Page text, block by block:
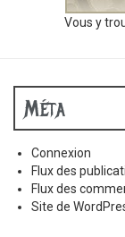
Vous y
Méta
Connexion
Flux des
Flux des
Site de